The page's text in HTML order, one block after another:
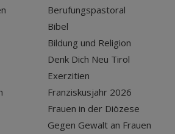
Berufungspastoral
Bibel
Bildung und Religion
Denk Dich Neu Tirol
Exerzitien
Franziskusjahr 2026
Frauen in der Diözese
Gegen Gewalt an Frauen